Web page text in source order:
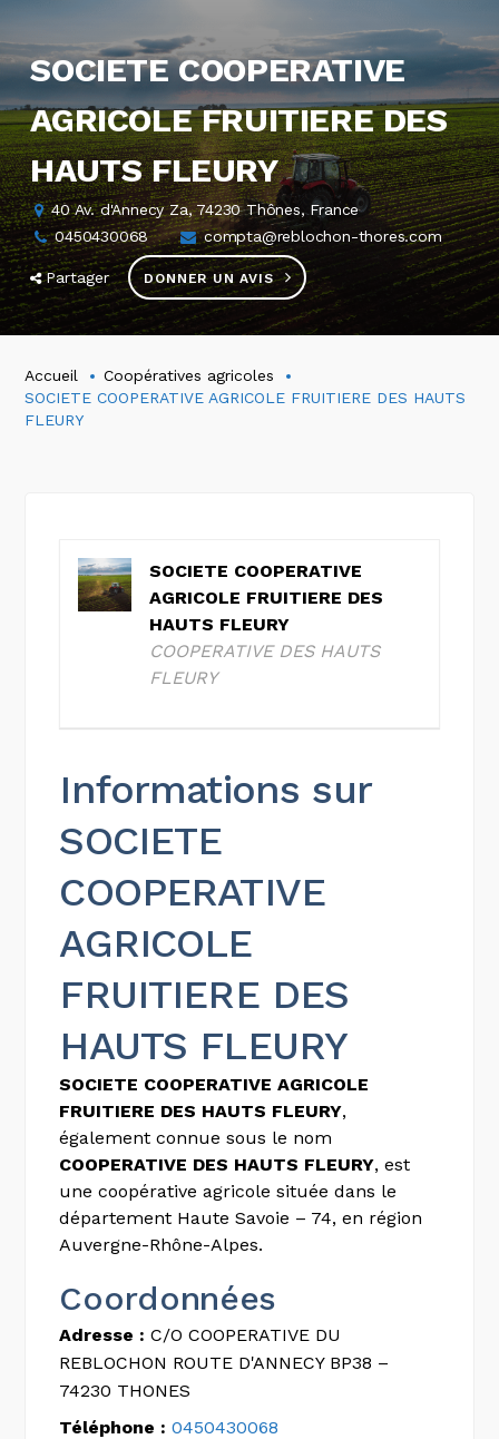
SOCIETE COOPERATIVE
AGRICOLE FRUITIERE DES
HAUTS FLEURY
40 Av. d'Annecy Za, 74230 Thônes, France
0450430068
compta@reblochon-thores.com
Partager DONNER UN AVIS
Accueil
Coopératives agricoles
SOCIETE COOPERATIVE AGRICOLE FRUITIERE DES HAUTS
FLEURY
SOCIETE COOPERATIVE
AGRICOLE FRUITIERE DES
HAUTS FLEURY
COOPERATIVE DES HAUTS
FLEURY
Informations sur
SOCIETE
COOPERATIVE
AGRICOLE
FRUITIERE DES
HAUTS FLEURY
SOCIETE COOPERATIVE AGRICOLE
FRUITIERE DES HAUTS FLEURY,
également connue sous le nom
COOPERATIVE DES HAUTS FLEURY, est
une coopérative agricole située dans le
département Haute Savoie – 74, en région
Auvergne-Rhône-Alpes.
Coordonnées
Adresse : C/O COOPERATIVE DU
REBLOCHON ROUTE D'ANNECY BP38 –
74230 THONES
Téléphone : 0450430068